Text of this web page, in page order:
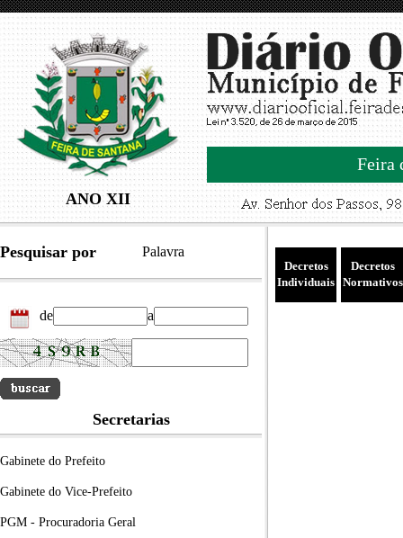
ANO XII
Feira
Pesquisar por Palavra
de a
Secretarias
Gabinete do Prefeito
Gabinete do Vice-Prefeito
PGM - Procuradoria Geral
Decretos
Individuais
Decretos
Normativos